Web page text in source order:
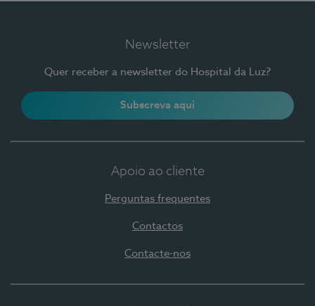
Newsletter
Quer receber a newsletter do Hospital da Luz?
Subscreva aqui
Apoio ao cliente
Perguntas frequentes
Contactos
Contacte-nos